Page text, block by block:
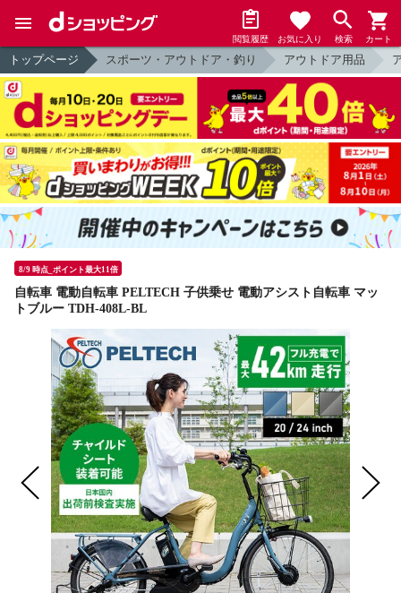
閲覧履歴 お気に入り 検索 カート
トップページ スポーツ・アウトドア・釣り アウトドア用品
8/9 時点_ポイント最大11倍
自転車 電動自転車 PELTECH 子供乗せ 電動アシスト自転車 マッ
トブルー TDH-408L-BL